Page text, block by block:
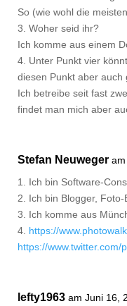
So (wie wohl die
3. Woher seid ihr?
Ich komme aus einem
4. Unter Punkt vier
diesen Punkt aber auch
Ich betreibe seit fast
findet man mich aber
Stefan Neuweger
1. Ich bin Software-
2. Ich bin Blogger,
3. Ich komme aus
4. https://
https://www.twitter.com/
lefty1963 am Juni 16,